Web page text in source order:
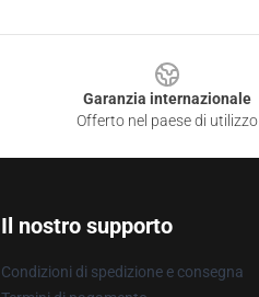
Garanzia internazionale
Offerto nel paese di utilizzo
Il nostro supporto
Condizioni di spedizione e consegna